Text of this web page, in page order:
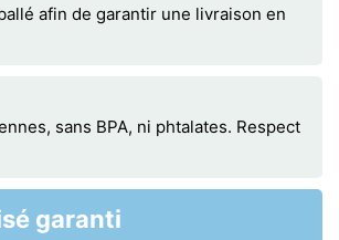
afin de garantir une livraison en
sans BPA, ni phtalates. Respect
garanti